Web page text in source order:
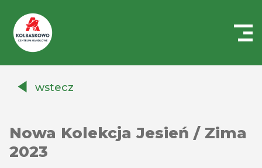
Auchanwstecz
Nowa Kolekcja Jesień / Zima
2023